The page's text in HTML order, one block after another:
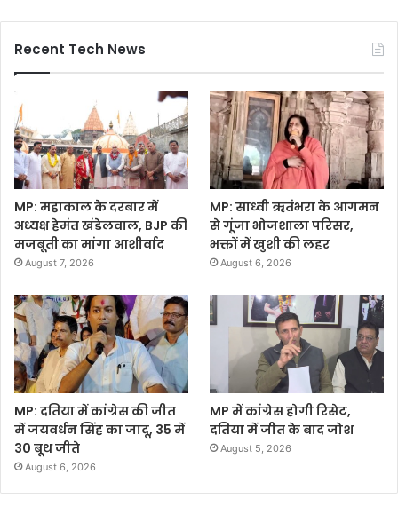
Recent Tech News
MP: महाकाल के दरबार में
अध्यक्ष हेमंत खंडेलवाल, BJP की
मजबूती का मांगा आशीर्वाद
August 7, 2026
MP: साध्वी ऋतंभरा के आगमन
से गूंजा भोजशाला परिसर,
भक्तों में खुशी की लहर
August 6, 2026
MP: दतिया में कांग्रेस की जीत
में जयवर्धन सिंह का जादू, 35 में
30 बूथ जीते
August 6, 2026
MP में कांग्रेस होगी रिसेट,
दतिया में जीत के बाद जोश
August 5, 2026